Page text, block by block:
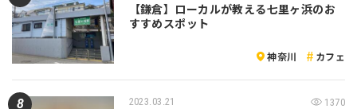
【鎌倉】ローカルが教える七里ヶ浜のお
すすめスポット
神奈川 カフェ
2023.03.21 1370